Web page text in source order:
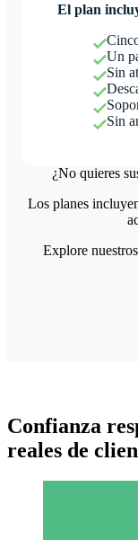
El plan
Un
Sin
Sin
¿No quieres
Los planes
Explore
Confianza
reales de